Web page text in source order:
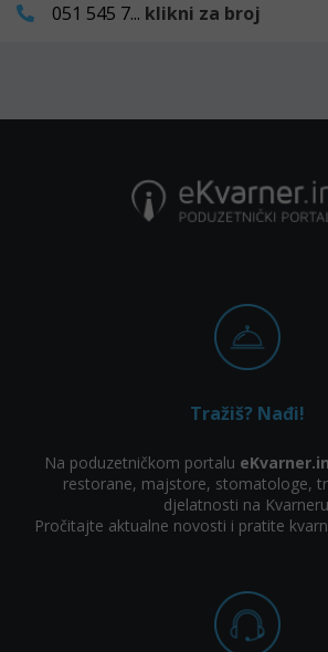
051 545 7... klikni za broj
Tražiš? Nađi!
Na poduzetničkom portalu
restorane, majstore, stomatologe,
djelatnosti na
Pročitajte aktualne novosti i pratite